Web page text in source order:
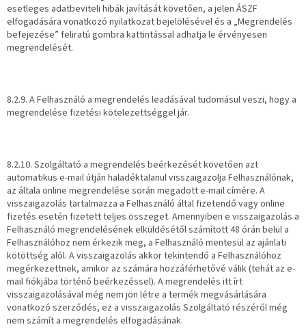
esetleges adatbeviteli hibák javítását követően, a jelen ÁSZF
elfogadására vonatkozó nyilatkozat bejelölésével és a „Megrendelés
befejezése” feliratú gombra kattintással adhatja le érvényesen
megrendelését.
8.2.9. A Felhasználó a megrendelés leadásával tudomásul veszi, hogy a
megrendelése fizetési kötelezettséggel jár.
8.2.10. Szolgáltató a megrendelés beérkezését követően azt
automatikus e-mail útján haladéktalanul visszaigazolja Felhasználónak,
az általa online megrendelése során megadott e-mail címére. A
visszaigazolás tartalmazza a Felhasználó által fizetendő vagy online
fizetés esetén fizetett teljes összeget. Amennyiben e visszaigazolás a
Felhasználó megrendelésének elküldésétől számított 48 órán belül a
Felhasználóhoz nem érkezik meg, a Felhasználó mentesül az ajánlati
kötöttség alól. A visszaigazolás akkor tekintendő a Felhasználóhoz
megérkezettnek, amikor az számára hozzáférhetővé válik (tehát az e-
mail fiókjába történő beérkezéssel). A megrendelés itt írt
visszaigazolásával még nem jön létre a termék megvásárlására
vonatkozó szerződés, ez a visszaigazolás Szolgáltató részéről még
nem számít a megrendelés elfogadásának.